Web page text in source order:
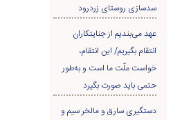
سدسازی روستای زردرود
عهد می‌بندیم از جنایتکاران
انتقام بگیریم/ این انتقام،
خواست ملّت ما است و به‌طور
حتمی باید صورت بگیرد
دستگیری سارق و مالخر سیم و